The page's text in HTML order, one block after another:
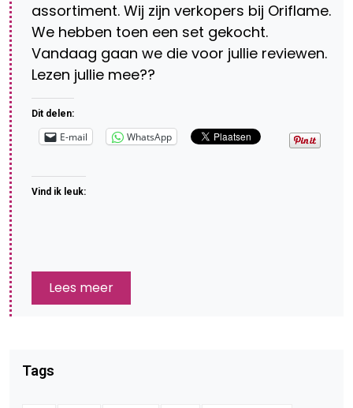
assortiment. Wij zijn verkopers bij Oriflame.
We hebben toen een set gekocht.
Vandaag gaan we die voor jullie reviewen.
Lezen jullie mee??
Dit delen:
E-mail WhatsApp
Vind ik leuk:
Lees meer
Tags